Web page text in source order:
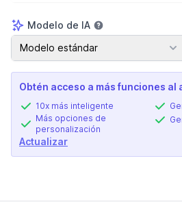
Modelo de IA
Modelo de IA
Modelo estándar
Obtén acceso a más funciones al
10x más inteligente
Más opciones de
personalización
Actualizar